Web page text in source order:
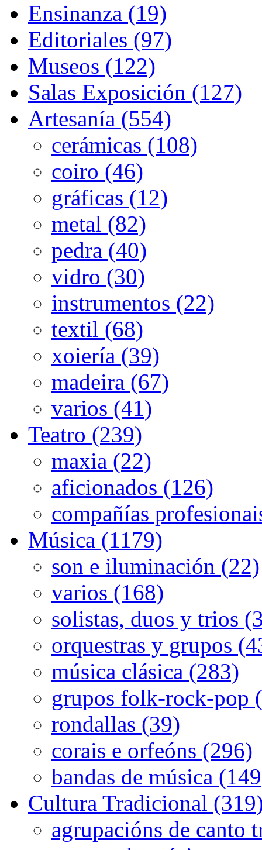
Ensinanza (19)
Editoriales (97)
Museos (122)
Salas Exposición (127)
Artesanía (554)
cerámicas (108)
coiro (46)
gráficas (12)
metal (82)
pedra (40)
vidro (30)
instrumentos (22)
textil (68)
xoiería (39)
madeira (67)
varios (41)
Teatro (239)
maxia (22)
aficionados (126)
compañías
Música (1179)
son e iluminación (22)
varios (168)
solistas, duos y trios
orquestras y grupos
música clásica (283)
grupos folk-rock-pop
rondallas (39)
corais e orfeóns (296)
bandas de música
Cultura Tradicional
agrupacións de canto